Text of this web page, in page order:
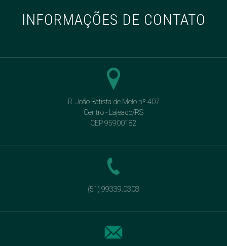
INFORMAÇÕES DE CONTATO
R. João Batista de Melo nº 407
Centro - Lajeado/RS
CEP 95900182
(51) 99339.0308